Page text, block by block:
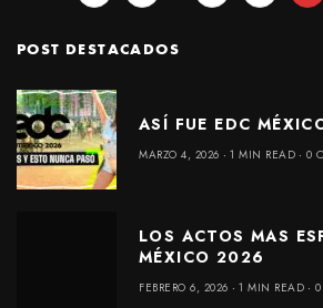
POST DESTACADOS
ASÍ FUE EDC
MARZO 4, 2026 1 MIN READ 0
LOS ACTOS MAS
MÉXICO 2026
FEBRERO 6, 2026 1 MIN READ